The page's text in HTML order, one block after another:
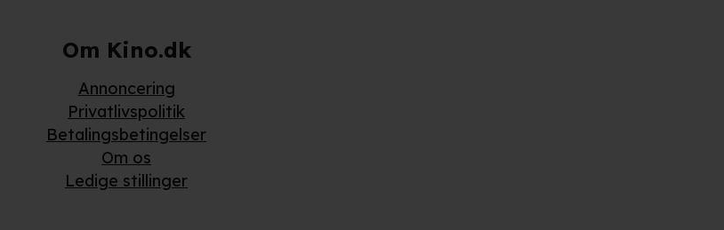
Om Kino.dk
Annoncering
Privatlivspolitik
Betalingsbetingelser
Om os
Ledige stillinger